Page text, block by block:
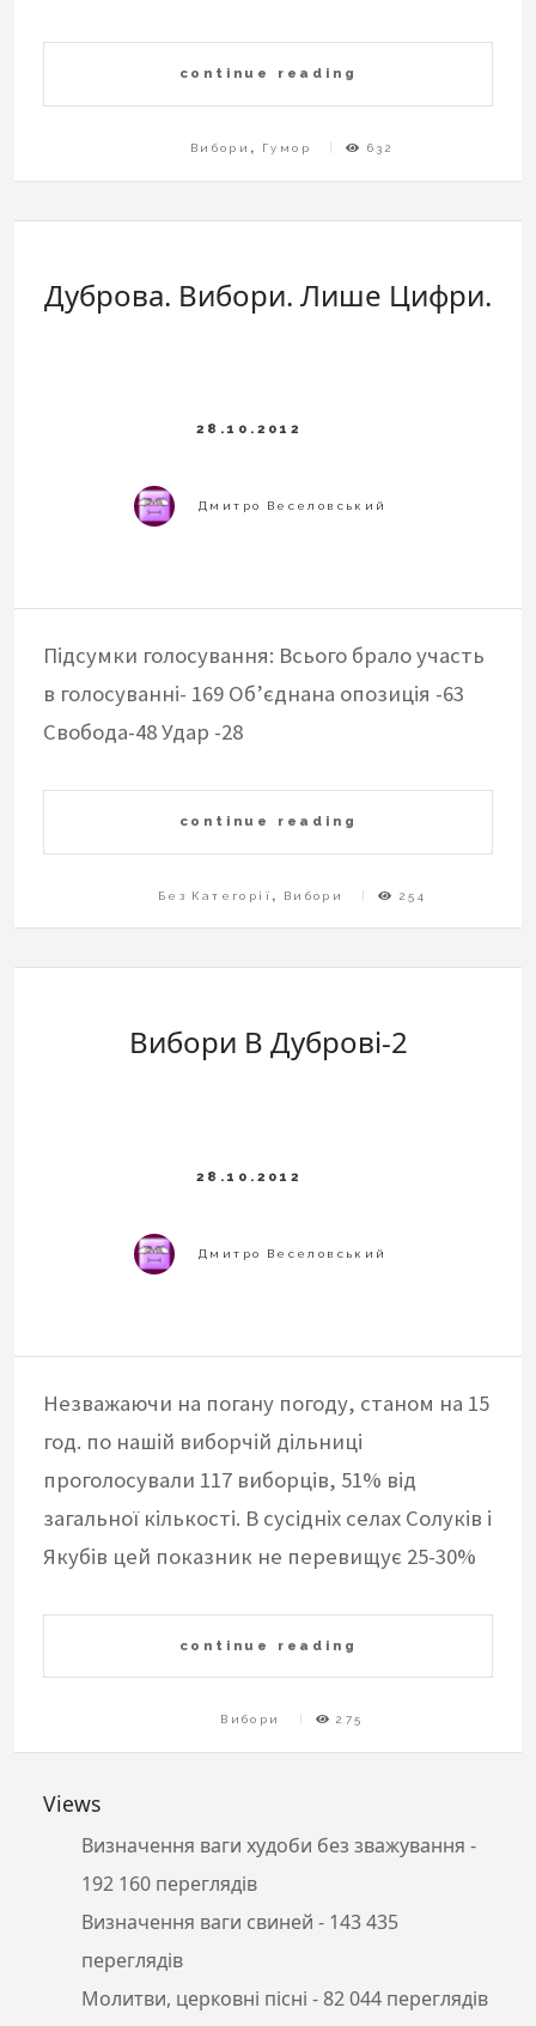
continue reading
Вибори , Гумор 632
Дуброва. Вибори. Лише Цифри.
Підсумки голосування: Всього брало участь
в голосуванні- 169 Об’єднана опозиція -63
Свобода-48 Удар -28
continue reading
Без Категорії , Вибори 254
Вибори В Дуброві-2
Незважаючи на погану погоду, станом на 15
год. по нашій виборчій дільниці
проголосували 117 виборців, 51% від
загальної кількості. В сусідніх селах Солуків і
Якубів цей показник не перевищує 25-30%
continue reading
Вибори 275
Views
Визначення ваги худоби без зважування -
192 160 переглядів
Визначення ваги свиней - 143 435
переглядів
Молитви, церковні пісні - 82 044 переглядів